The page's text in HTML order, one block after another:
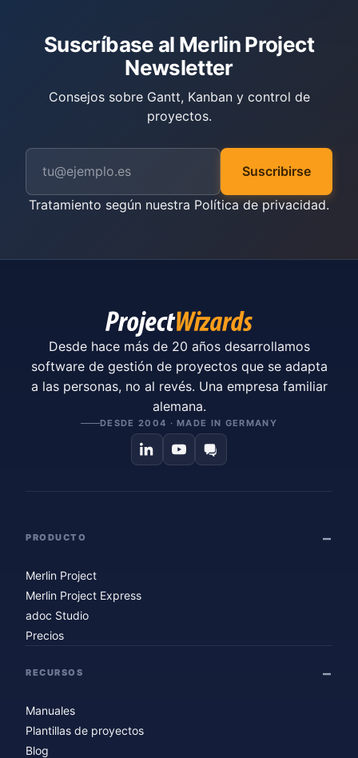
Suscríbase al Merlin Project
Newsletter
Consejos sobre Gantt, Kanban y control de
proyectos.
Suscribirse
Tratamiento según nuestra Política de privacidad.
Desde hace más de 20 años desarrollamos
software de gestión de proyectos que se adapta
a las personas, no al revés. Una empresa familiar
alemana.
DESDE 2004 · MADE IN GERMANY
PRODUCTO
Merlin Project
Merlin Project Express
adoc Studio
Precios
RECURSOS
Manuales
Plantillas de proyectos
Blog